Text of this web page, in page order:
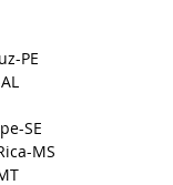
PE
SE
MS